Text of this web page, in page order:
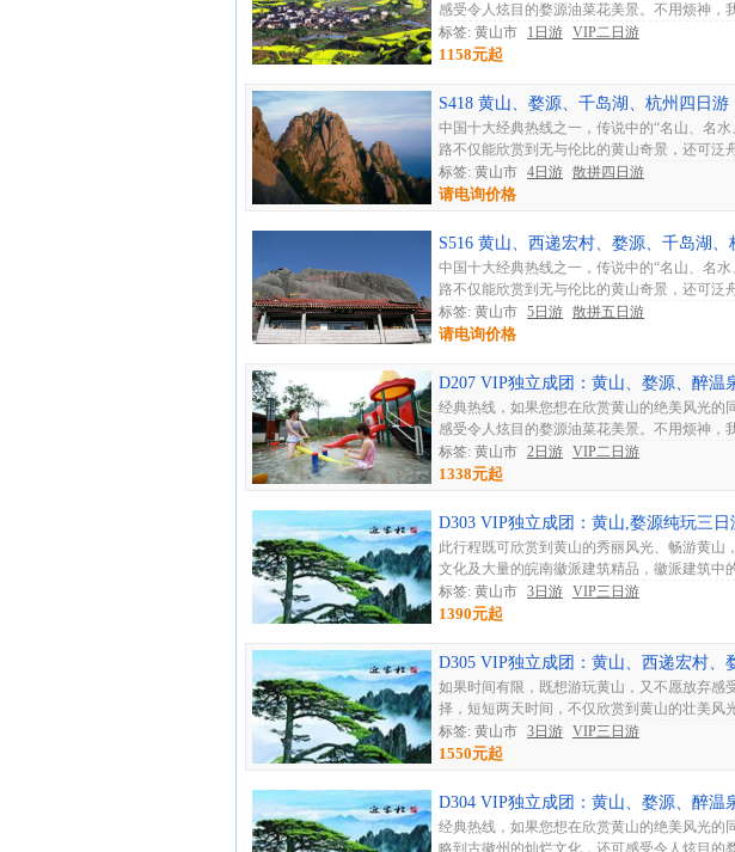
感受令人炫目的婺源油菜花美景。不用烦神，
标签: 黄山市
1日游 VIP二日游
1158元起
S418 黄山、婺源、千岛湖、杭州四日游
中国十大经典热线之一，传说中的“名山、名
路不仅能欣赏到无与伦比的黄山奇景，还可泛
标签: 黄山市 4日游 散拼四日游
请电询价格
S516 黄山、西递宏村、婺源、千岛湖、
中国十大经典热线之一，传说中的“名山、名
路不仅能欣赏到无与伦比的黄山奇景，还可泛
标签: 黄山市 5日游 散拼五日游
请电询价格
D207 VIP独立成团：黄山、婺源、醉温
经典热线，如果您想在欣赏黄山的绝美风光的
感受令人炫目的婺源油菜花美景。不用烦神，
标签: 黄山市 2日游 VIP二日游
1338元起
D303 VIP独立成团：黄山,婺源纯玩三日
此行程既可欣赏到黄山的秀丽风光、畅游黄山
文化及大量的皖南徽派建筑精品，徽派建筑中
标签: 黄山市 3日游 VIP三日游
1390元起
D305 VIP独立成团：黄山、西递宏村、
如果时间有限，既想游玩黄山，又不愿放弃感
择，短短两天时间，不仅欣赏到黄山的壮美风
标签: 黄山市 3日游 VIP三日游
1550元起
D304 VIP独立成团：黄山、婺源、醉温
经典热线，如果您想在欣赏黄山的绝美风光的
略到古徽州的灿烂文化，还可感受令人炫目的